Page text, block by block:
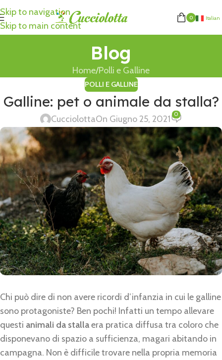
Skip to navigation
Skip to main content
0 Italian
Blog
Home Polli e Galline
POLLI E GALLINE
Galline: pet o animale da stalla?
CucciolottaOn Giugno 25, 2021 0
Chi può dire di non avere ricordi d’infanzia in cui le galline
sono protagoniste? Ben pochi! Infatti un tempo allevare
questi animali da stallaera pratica diffusa tra coloro che
disponevano di spazio a sufficienza, magari abitando in
campagna. Non è difficile trovare nella propria memoria